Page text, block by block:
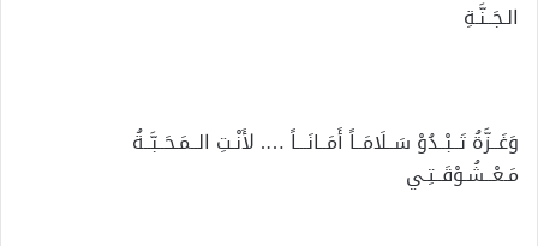
الـجَــنَّـةِ
وَغَــزَّةُ تَــبْــدُوْ سَــلَامَــاً أَمَــانَـــاً …. لأَنْـتِ الــمَـحَــبَّــةُ
مَـعْــشُـوْقَــتِـي